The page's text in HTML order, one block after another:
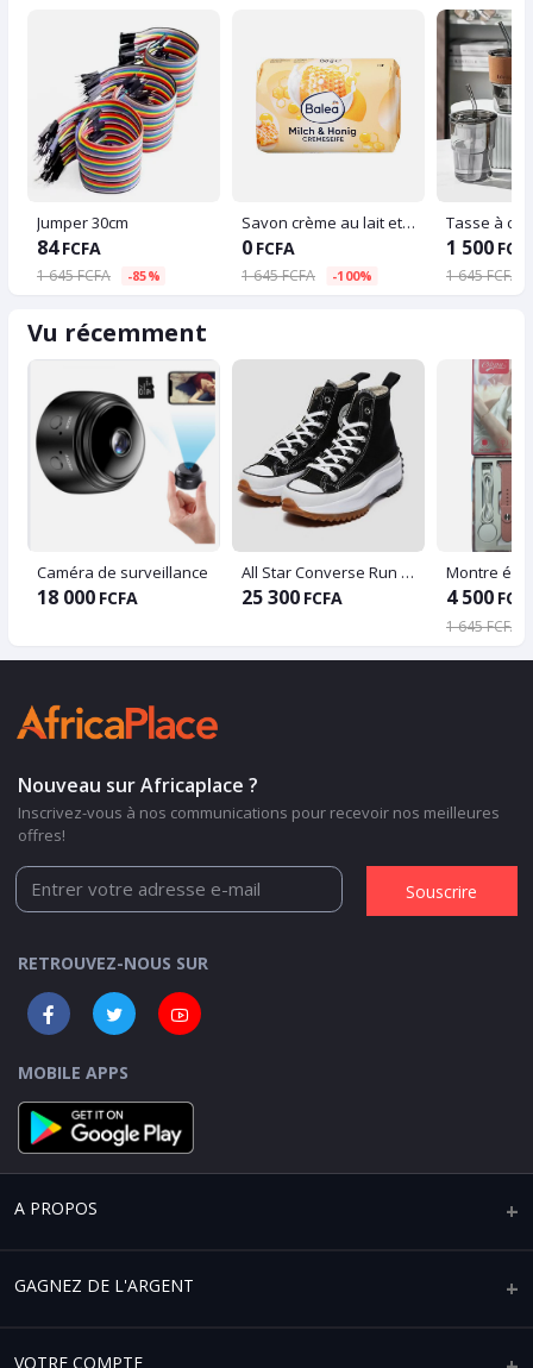
Jumper 30cm
84 FCFA
1 645 FCFA -85%
Savon crème au lait et au miel - Balea - 150 g
0 FCFA
1 645 FCFA -100%
1 500
1 645 FCFA
Vu récemment
Caméra de surveillance
18 000 FCFA
All Star Converse Run Star Hike Platform
25 300 FCFA 4 500
1 645 FCFA
Nouveau sur Africaplace ?
Inscrivez-vous à nos communications pour recevoir nos meilleures
offres!
Souscrire
RETROUVEZ-NOUS SUR
MOBILE APPS
A PROPOS
Qui sommes-nous ?
GAGNEZ DE L'ARGENT
Vendre sur Africaplace
VOTRE COMPTE